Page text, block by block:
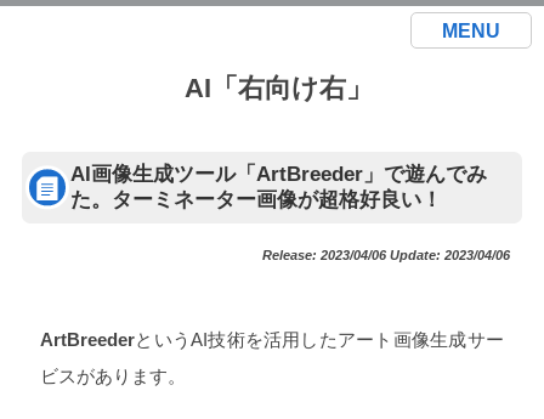
MENU
AI「右向け右」
AI画像生成ツール「ArtBreeder」で遊んでみ
た。ターミネーター画像が超格好良い！
Release: 2023/04/06 Update: 2023/04/06
ArtBreederというAI技術を活用したアート画像生成サー
ビスがあります。